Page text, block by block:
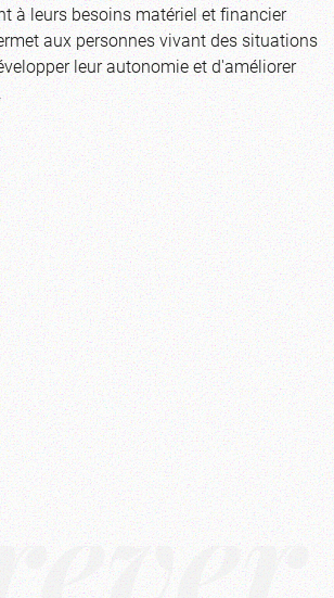
à leurs besoins matériel et financier
aux personnes vivant des situations
leur autonomie et d'améliorer